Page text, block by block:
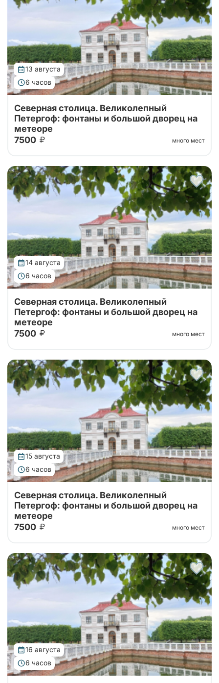
13 августа
6 часов
Петербурга в Петергоф на метеоре туда и обратно!
Поющие фонтаны с экскурсоводом, Большой
Императорский Дворец, Гроты Большого...
Северная столица. Великолепный
Петергоф: фонтаны и большой дворец на
метеоре
7500
много мест
14 августа
6 часов
Петербурга в Петергоф на метеоре туда и обратно!
Поющие фонтаны с экскурсоводом, Большой
Императорский Дворец, Гроты Большого...
Северная столица. Великолепный
Петергоф: фонтаны и большой дворец на
метеоре
7500
много мест
15 августа
6 часов
Петербурга в Петергоф на метеоре туда и обратно!
Поющие фонтаны с экскурсоводом, Большой
Императорский Дворец, Гроты Большого...
Северная столица. Великолепный
Петергоф: фонтаны и большой дворец на
метеоре
7500
много мест
16 августа
6 часов